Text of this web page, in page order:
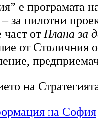
е програмата
–за пилотни
част отПлана за
от Столичния
на
на София